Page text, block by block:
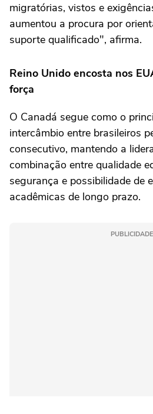
migratórias, vistos e
aumentou a procura por
suporte qualificado", afirma.
Reino Unido encosta nos
força
O Canadá segue como o
intercâmbio entre brasileiros
consecutivo, mantendo a
combinação entre qualidade
segurança e possibilidade de
acadêmicas de longo prazo.
PUBLICIDADE